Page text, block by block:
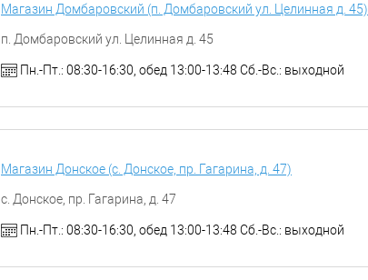
Магазин Домбаровский (п. Домбаровский ул. Целинная д. 45)
п. Домбаровский ул. Целинная д. 45
Пн.-Пт.: 08:30-16:30, обед 13:00-13:48 Сб.-Вс.: выходной
Магазин Донское (с. Донское, пр. Гагарина, д. 47)
с. Донское, пр. Гагарина, д. 47
Пн.-Пт.: 08:30-16:30, обед 13:00-13:48 Сб.-Вс.: выходной